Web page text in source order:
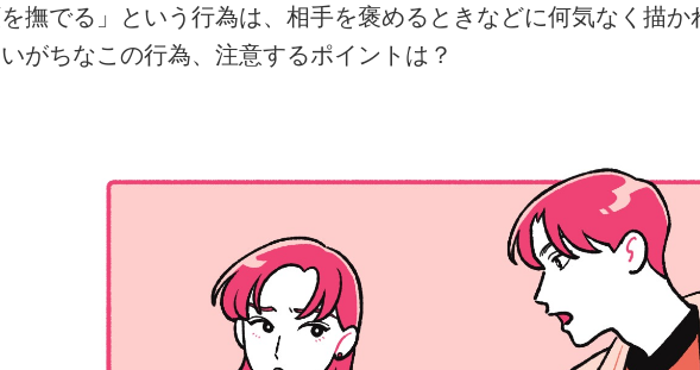
撫でる」という行為は、相手を褒めるときなどに何気なく描
がちなこの行為、注意するポイントは？